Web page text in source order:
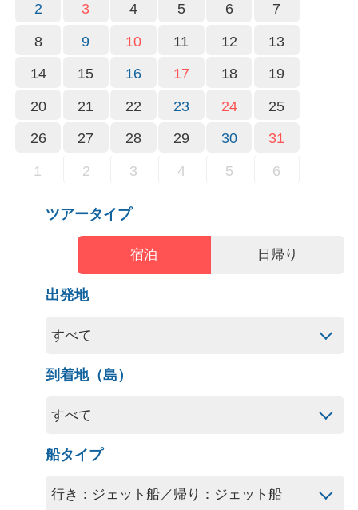
2 3 4 5 6 7
8 9 10 11 12 13
14 15 16 17 18 19
20 21 22 23 24 25
26 27 28 29 30 31
1 2 3 4 5 6
ツアータイプ
宿泊 日帰り
出発地
到着地（島）
船タイプ